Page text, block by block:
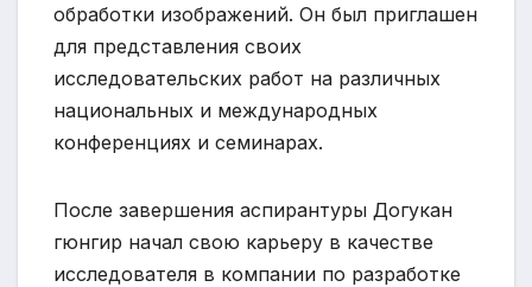
обработки изображений. Он был приглашен
для представления своих
исследовательских работ на различных
национальных и международных
конференциях и семинарах.
После завершения аспирантуры Догукан
гюнгир начал свою карьеру в качестве
исследователя в компании по разработке